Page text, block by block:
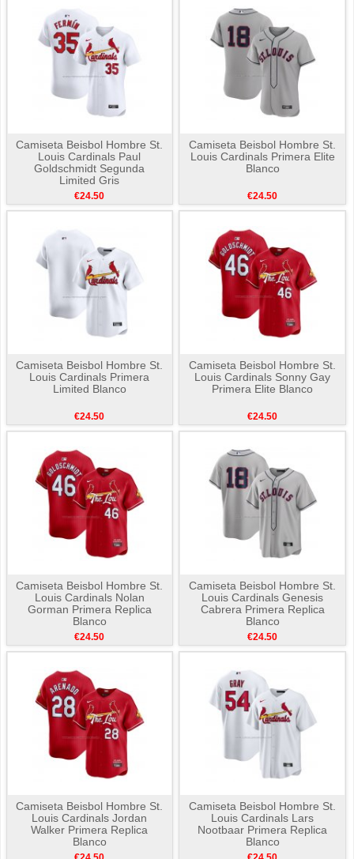
Camiseta Beisbol Hombre St.
Louis Cardinals Paul
Goldschmidt Segunda
Limited Gris
€24.50
Camiseta Beisbol Hombre St.
Louis Cardinals Primera Elite
Blanco
€24.50
Camiseta Beisbol Hombre St.
Louis Cardinals Primera
Limited Blanco
€24.50
Camiseta Beisbol Hombre St.
Louis Cardinals Sonny Gay
Primera Elite Blanco
€24.50
Camiseta Beisbol Hombre St.
Louis Cardinals Nolan
Gorman Primera Replica
Blanco
€24.50
Camiseta Beisbol Hombre St.
Louis Cardinals Genesis
Cabrera Primera Replica
Blanco
€24.50
Camiseta Beisbol Hombre St.
Louis Cardinals Jordan
Walker Primera Replica
Blanco
Camiseta Beisbol Hombre St.
Louis Cardinals Lars
Nootbaar Primera Replica
Blanco